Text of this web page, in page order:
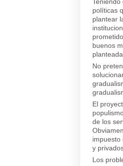
políticas
plantear
buenos
No
El
de los
impuesto
y
Los